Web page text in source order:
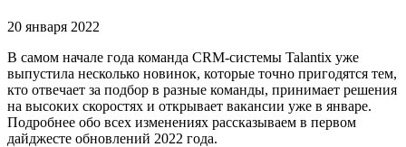
20 января 2022
В самом начале года команда CRM-системы Talantix уже
выпустила несколько новинок, которые точно пригодятся тем,
кто отвечает за подбор в разные команды, принимает решения
на высоких скоростях и открывает вакансии уже в январе.
Подробнее обо всех изменениях рассказываем в первом
дайджесте обновлений 2022 года.